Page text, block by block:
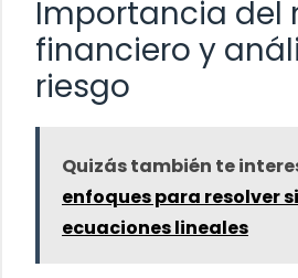
Importancia del
financiero y
riesgo
Quizás también te
enfoques para resolver
ecuaciones lineales